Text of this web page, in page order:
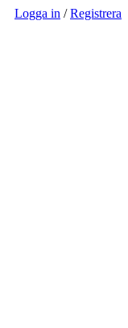
Logga in /Registrera